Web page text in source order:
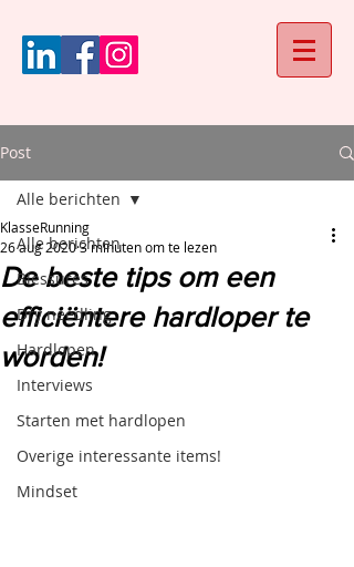
Post
Alle berichten
Blessures
Dry needling
Hardlopen
Interviews
Starten met hardlopen
Overige interessante items!
Mindset
Alle berichten
De beste tips om een
efficiëntere hardloper te
worden!
KlasseRunning
26 aug 20203 minuten om te lezen